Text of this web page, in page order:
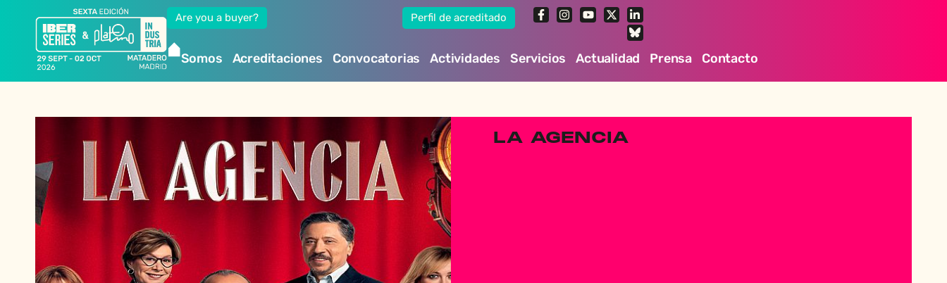
Are you a buyer? Perfil de acreditado
Somos Acreditaciones Convocatorias Actividades Servicios Actualidad Prensa Contacto
LA AGENCIA